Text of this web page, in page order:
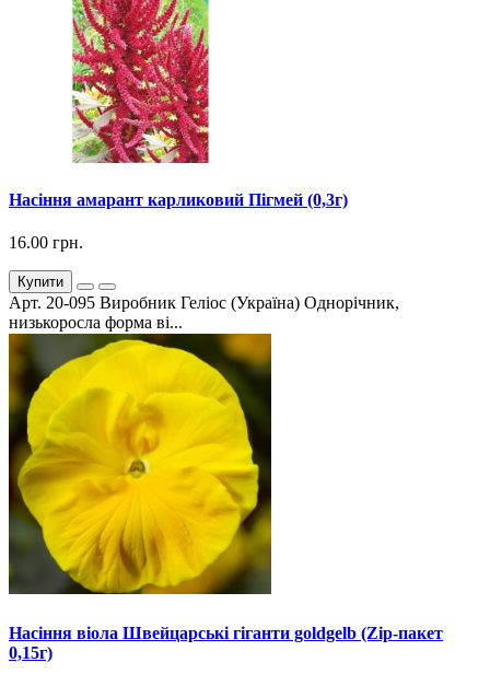
Насіння амарант карликовий Пігмей (0,3г)
16.00 грн.
Купити
Арт. 20-095 Виробник Геліос (Україна) Однорічник,
низькоросла форма ві...
Насіння віола Швейцарські гіганти goldgelb (Zip-пакет
0,15г)